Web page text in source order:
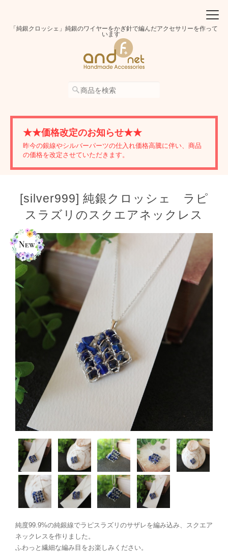
「純銀クロッシェ」純銀のワイヤーをかぎ針で編んだアクセサリーを作って
います
★★価格改定のお知らせ★★
昨今の銀線やシルバーパーツの仕入れ価格高騰に伴い、商品
の価格を改定させていただきます。
[silver999] 純銀クロッシェ ラピ
スラズリのスクエアネックレス
純度99.9%の純銀線でラピスラズリのサザレを編み込み、スクエア
ネックレスを作りました。
ふわっと繊細な編み目をお楽しみください。